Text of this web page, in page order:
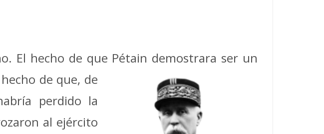
El hecho de que Pétain demostrara ser un
de que, de
perdido la
al ejército